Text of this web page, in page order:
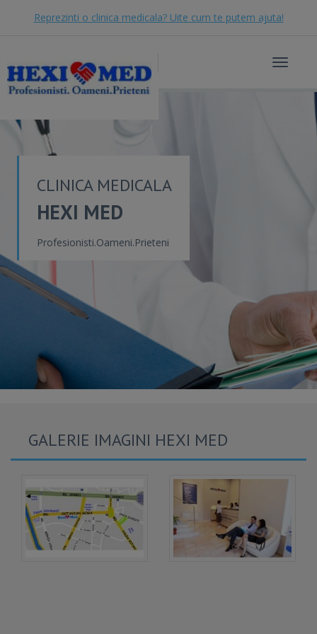
Reprezinti o clinica medicala? Uite cum te putem ajuta!
Toggle
CLINICA MEDICALA
HEXI MED
Profesionisti.Oameni.Prieteni
GALERIE IMAGINI HEXI MED